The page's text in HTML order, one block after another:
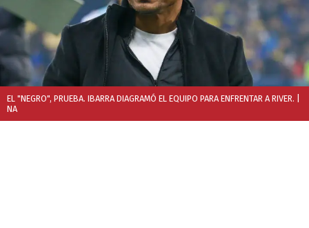
EL "NEGRO", PRUEBA. IBARRA DIAGRAMÓ EL EQUIPO PARA ENFRENTAR A RIVER.
NA